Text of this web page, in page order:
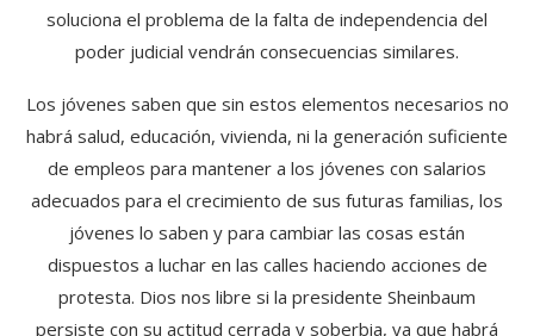
soluciona el problema de la falta de independencia del
poder judicial vendrán consecuencias similares.
Los jóvenes saben que sin estos elementos necesarios no
habrá salud, educación, vivienda, ni la generación suficiente
de empleos para mantener a los jóvenes con salarios
adecuados para el crecimiento de sus futuras familias, los
jóvenes lo saben y para cambiar las cosas están
dispuestos a luchar en las calles haciendo acciones de
protesta. Dios nos libre si la presidente Sheinbaum
persiste con su actitud cerrada y soberbia, ya que habrá